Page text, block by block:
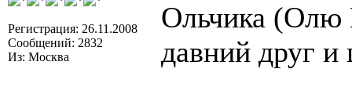
Регистрация: 26.11.2008
Сообщений: 2832
Из: Москва
Ольчика (Олю
давний друг и